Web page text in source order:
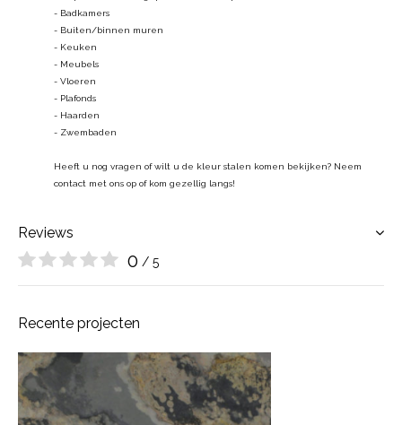
- Badkamers
- Buiten/binnen muren
- Keuken
- Meubels
- Vloeren
- Plafonds
- Haarden
- Zwembaden
Heeft u nog vragen of wilt u de kleur stalen komen bekijken? Neem
contact met ons op of kom gezellig langs!
Reviews
0 / 5
Recente projecten